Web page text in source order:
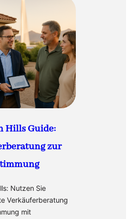
Hills Guide:
zur
Nutzen Sie
Verkäuferberatung
mit